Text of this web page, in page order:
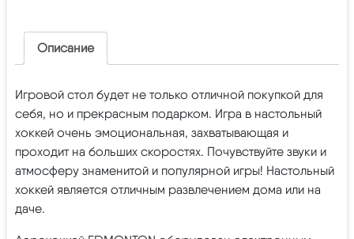
Описание
Игровой стол будет не только отличной покупкой для
себя, но и прекрасным подарком. Игра в настольный
хоккей очень эмоциональная, захватывающая и
проходит на больших скоростях. Почувствуйте звуки и
атмосферу знаменитой и популярной игры! Настольный
хоккей является отличным развлечением дома или на
даче.